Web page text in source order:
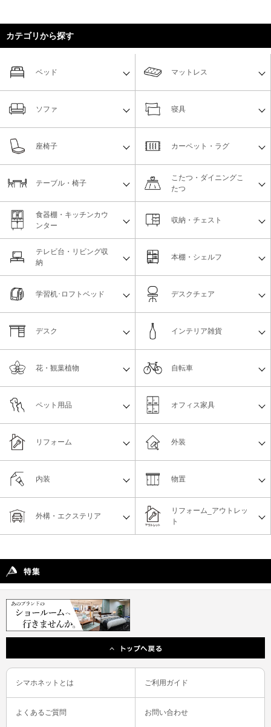
カテゴリから探す
ベッド マットレス
ソファ 寝具
座椅子 カーペット・ラグ
テーブル・椅子
こたつ・ダイニングこ
たつ
食器棚・キッチンカウ
ンター
収納・チェスト
テレビ台・リビング収
納
本棚・シェルフ
学習机･ロフトベッド デスクチェア
デスク インテリア雑貨
花・観葉植物 自転車
ペット用品 オフィス家具
リフォーム
リフォーム_アウトレッ
ト
物置
外構・エクステリア
外装
内装
シマホネットとは ご利用ガイド
よくあるご質問 お問い合わせ